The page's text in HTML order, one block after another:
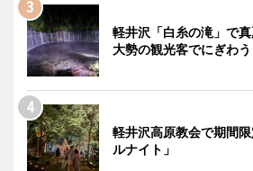
軽井沢「白糸の滝」で
大勢の観光客でにぎわ
軽井沢高原教会で期間
ルナイト」